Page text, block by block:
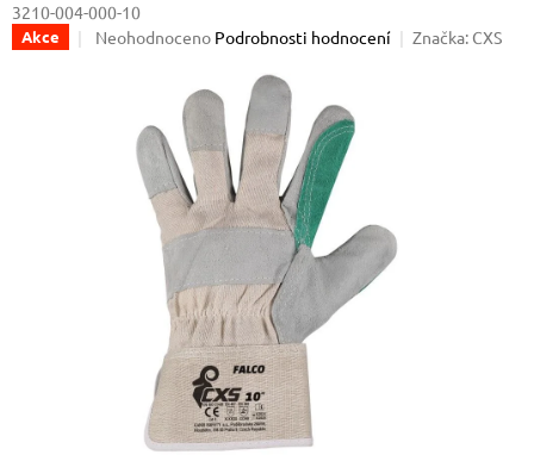
3210-004-000-10
Akce
Průměrné
hvězdiček.
Neohodnoceno Podrobnosti hodnocení Značka: CXS